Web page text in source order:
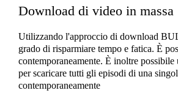
Download di video in massa
Utilizzando l'approccio di download
grado di risparmiare tempo e fatica. È
contemporaneamente. È inoltre
per scaricare tutti gli episodi di una
contemporaneamente